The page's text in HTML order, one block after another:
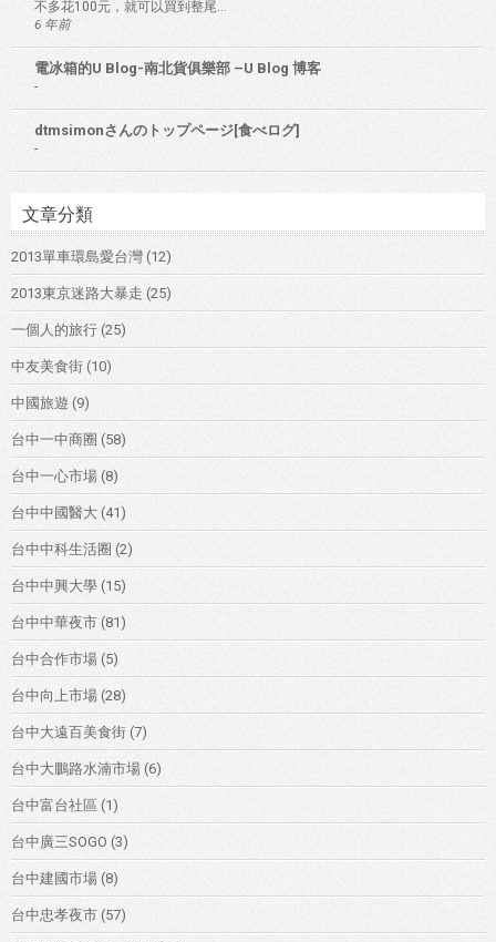
不多花100元，就可以買到整尾...
6 年前
電冰箱的U Blog-南北貨俱樂部 –U Blog 博客
-
dtmsimonさんのトップページ[食べログ]
-
文章分類
2013單車環島愛台灣 (12)
2013東京迷路大暴走 (25)
一個人的旅行 (25)
中友美食街 (10)
中國旅遊 (9)
台中一中商圈 (58)
台中一心市場 (8)
台中中國醫大 (41)
台中中科生活圈 (2)
台中中興大學 (15)
台中中華夜市 (81)
台中合作市場 (5)
台中向上市場 (28)
台中大遠百美食街 (7)
台中大鵬路水湳市場 (6)
台中富台社區 (1)
台中廣三SOGO (3)
台中建國市場 (8)
台中忠孝夜市 (57)